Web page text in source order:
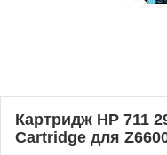
Картридж HP 711
Cartridge для